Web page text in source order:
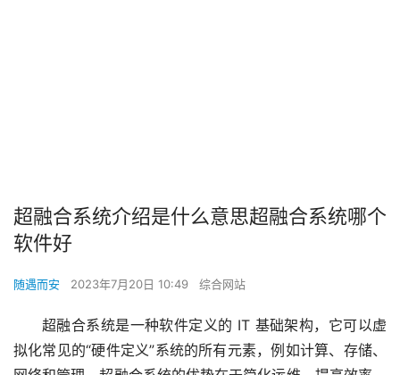
超融合系统介绍是什么意思超融合系统哪个
软件好
随遇而安 2023年7月20日 10:49 综合网站
超融合系统是一种软件定义的 IT 基础架构，它可以虚
拟化常见的“硬件定义”系统的所有元素，例如计算、存储、